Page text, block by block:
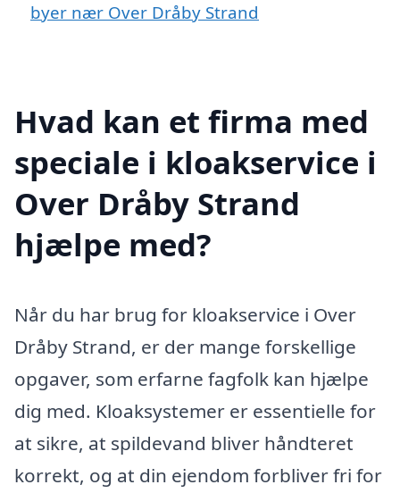
byer nær Over Dråby Strand
Hvad kan et firma med
speciale i kloakservice i
Over Dråby Strand
hjælpe med?
Når du har brug for kloakservice i Over
Dråby Strand, er der mange forskellige
opgaver, som erfarne fagfolk kan hjælpe
dig med. Kloaksystemer er essentielle for
at sikre, at spildevand bliver håndteret
korrekt, og at din ejendom forbliver fri for